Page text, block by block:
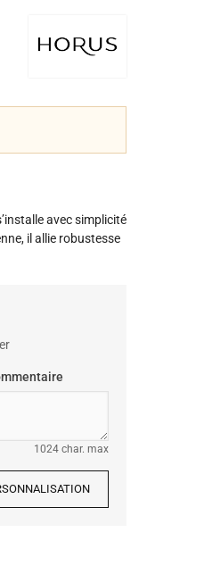
avec simplicité
il allie robustesse
1024 char. max